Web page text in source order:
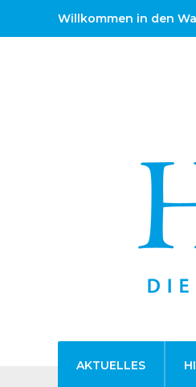
Willkommen in den
AKTUELLES